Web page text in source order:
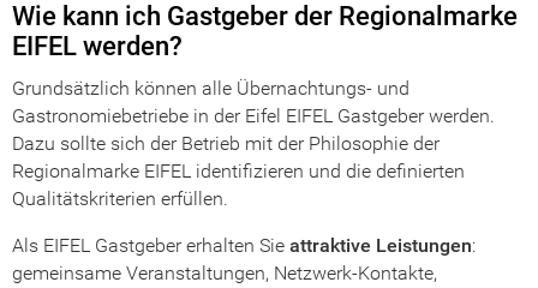
Wie kann ich Gastgeber der Regionalmarke
EIFEL werden?
Grundsätzlich können alle Übernachtungs- und
Gastronomiebetriebe in der Eifel EIFEL Gastgeber werden.
Dazu sollte sich der Betrieb mit der Philosophie der
Regionalmarke EIFEL identifizieren und die definierten
Qualitätskriterien erfüllen.
Als EIFEL Gastgeber erhalten Sie attraktive Leistungen:
gemeinsame Veranstaltungen, Netzwerk-Kontakte,